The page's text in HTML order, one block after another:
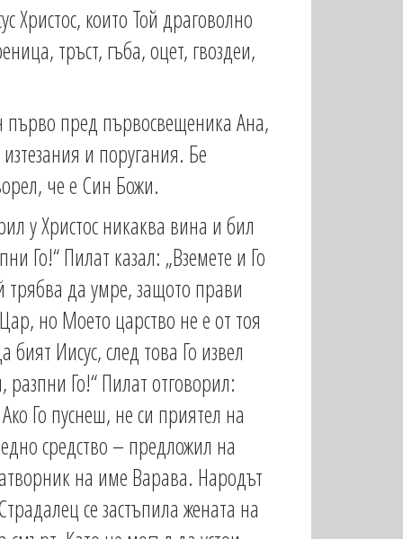
Христос, които Той драговолно
тръст, гъба, оцет, гвоздеи,
първо пред първосвещеника Ана,
и поругания. Бе
че е Син Божи.
у Христос никаква вина и бил
Го!“ Пилат казал: „Вземете и Го
трябва да умре, защото прави
но Моето царство не е от тоя
Иисус, след това Го извел
Го!“ Пилат отговорил:
Го пуснеш, не си приятел на
средство – предложил на
на име Варава. Народът
се застъпила жената на